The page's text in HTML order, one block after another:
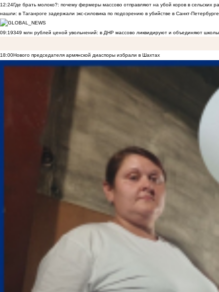
12:24Где брать молоко?: почему фермеры массово отправляют на убой коров в сельских
нашли: в Таганроге задержали экс-силовика по подозрению в убийстве в Санкт-Петербурге
09:19349 млн рублей ценой увольнений: в ДНР массово ликвидируют и объединяют
18:00Нового председателя армянской диаспоры избрали в Шахтах